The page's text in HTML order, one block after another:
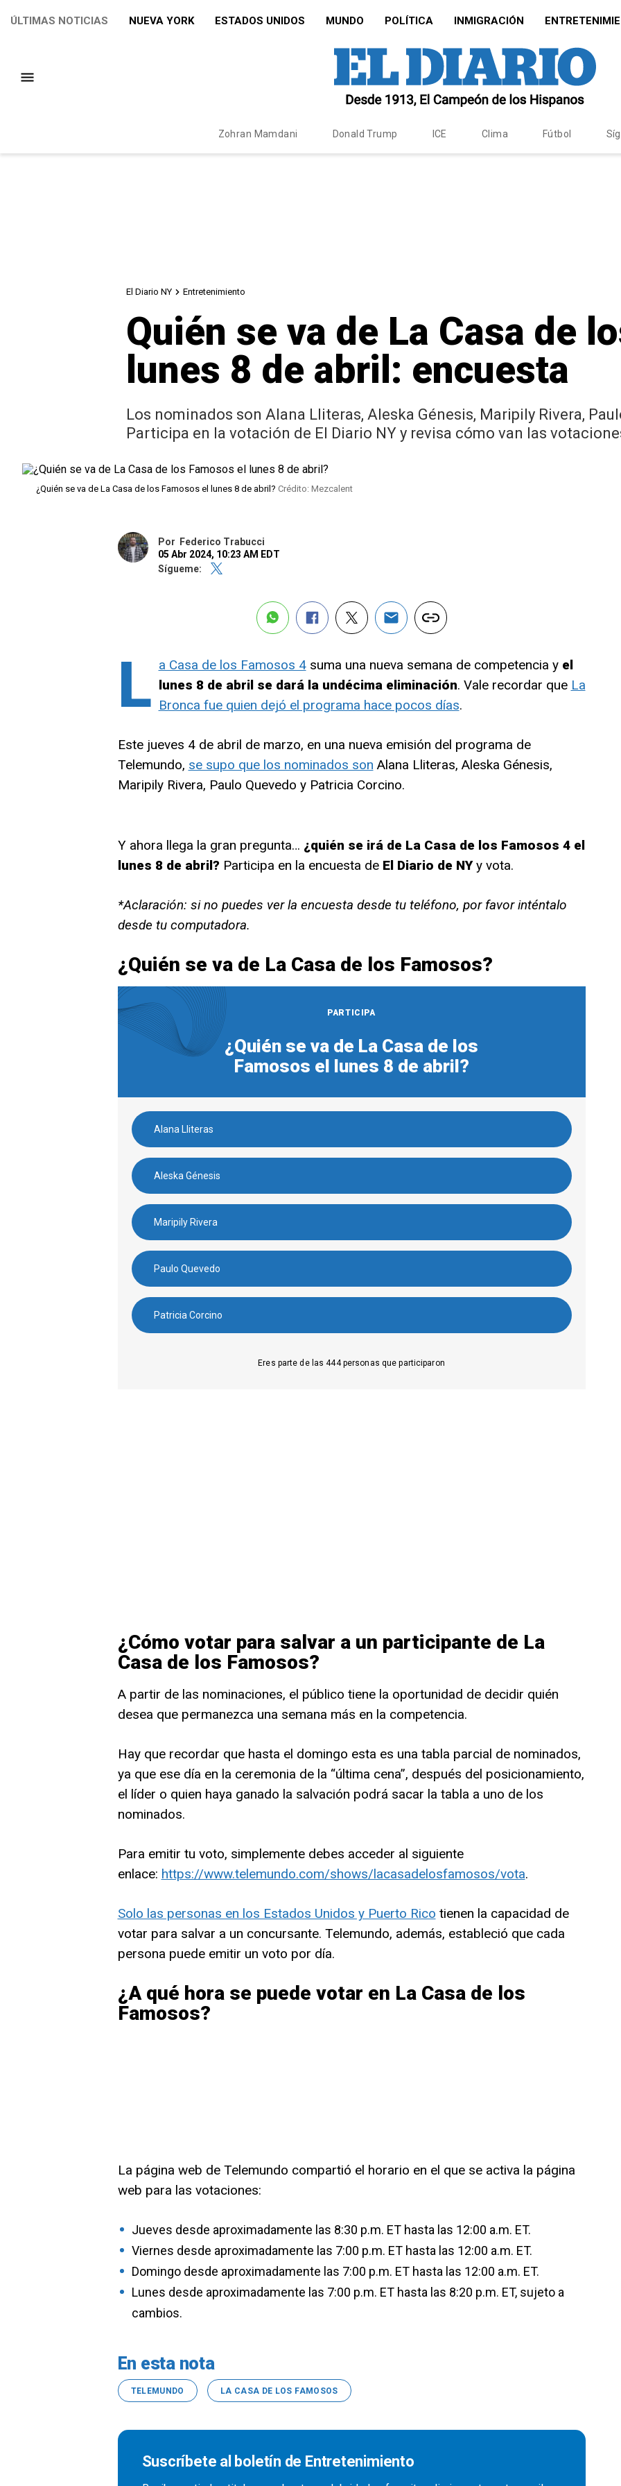
ÚLTIMAS NOTICIAS NUEVA YORK ESTADOS UNIDOS MUNDO POLÍTICA INMIGRACIÓN
Zohran Mamdani Donald Trump ICE Clima Fútbol
El Diario NY Entretenimiento
Quién se va de La Casa de
lunes 8 de abril: encuesta
Los nominados son Alana Lliteras, Aleska Génesis, Maripily Rivera,
Participa en la votación de El Diario NY y revisa cómo van las
¿Quién se va de La Casa de los Famosos el lunes 8 de abril? Crédito: Mezcalent
Por
Federico Trabucci
05 Abr 2024, 10:23 AM EDT
Sígueme:
L a Casa de los Famosos 4suma una nueva semana de competencia y el
lunes 8 de abril se dará la undécima eliminación. Vale recordar que La
Bronca fue quien dejó el programa hace pocos días.
Este jueves 4 de abril de marzo, en una nueva emisión del programa de
Telemundo, se supo que los nominados son Alana Lliteras, Aleska Génesis,
Maripily Rivera, Paulo Quevedo y Patricia Corcino.
Y ahora llega la gran pregunta… ¿quién se irá de La Casa de los Famosos 4 el
lunes 8 de abril?Participa en la encuesta de El Diario de NYy vota.
*Aclaración: si no puedes ver la encuesta desde tu teléfono, por favor inténtalo
desde tu computadora.
¿Quién se va de La Casa de los Famosos?
PARTICIPA
¿Quién se va de La Casa de los
Famosos el lunes 8 de abril?
Alana Lliteras
Aleska Génesis
Maripily Rivera
Paulo Quevedo
Patricia Corcino
Eres parte de las444personas que participaron
¿Cómo votar para salvar a un participante de La
Casa de los Famosos?
A partir de las nominaciones, el público tiene la oportunidad de decidir quién
desea que permanezca una semana más en la competencia.
Hay que recordar que hasta el domingo esta es una tabla parcial de nominados,
ya que ese día en la ceremonia de la “última cena”, después del posicionamiento,
el líder o quien haya ganado la salvación podrá sacar la tabla a uno de los
nominados.
Para emitir tu voto, simplemente debes acceder al siguiente
enlace: https://www.telemundo.com/shows/lacasadelosfamosos/vota.
Solo las personas en los Estados Unidos y Puerto Rico tienen la capacidad de
votar para salvar a un concursante. Telemundo, además, estableció que cada
persona puede emitir un voto por día.
¿A qué hora se puede votar en La Casa de los
Famosos?
La página web de Telemundo compartió el horario en el que se activa la página
web para las votaciones:
Jueves desde aproximadamente las 8:30 p.m. ET hasta las 12:00 a.m. ET.
Viernes desde aproximadamente las 7:00 p.m. ET hasta las 12:00 a.m. ET.
Domingo desde aproximadamente las 7:00 p.m. ET hasta las 12:00 a.m. ET.
Lunes desde aproximadamente las 7:00 p.m. ET hasta las 8:20 p.m. ET, sujeto a
cambios.
En esta nota
TELEMUNDO LA CASA DE LOS FAMOSOS
Suscríbete al boletín de Entretenimiento